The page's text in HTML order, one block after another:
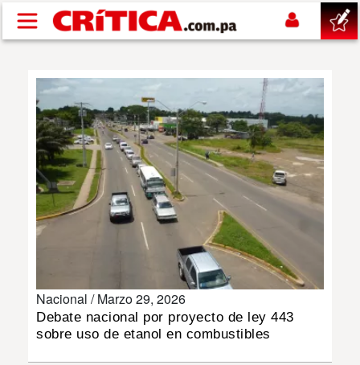
Pasar al contenido principal
SUCESOS
NACIONAL
POLÍTICA
DEPORTES
Nacional /Marzo 29, 2026
Debate nacional por proyecto de ley 443
sobre uso de etanol en combustibles